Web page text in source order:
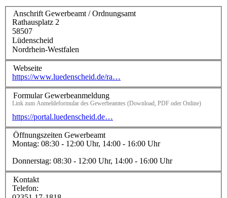
Anschrift Gewerbeamt / Ordnungsamt
Rathausplatz 2
58507
Lüdenscheid
Nordrhein-Westfalen
Webseite
https://www.luedenscheid.de/ra…
Formular Gewerbeanmeldung
Link zum Anmeldeformular des Gewerbeamtes (Download, PDF oder Online)
https://portal.luedenscheid.de…
Öffnungszeiten Gewerbeamt
Montag: 08:30 - 12:00 Uhr, 14:00 - 16:00 Uhr
Donnerstag: 08:30 - 12:00 Uhr, 14:00 - 16:00 Uhr
Kontakt
Telefon: